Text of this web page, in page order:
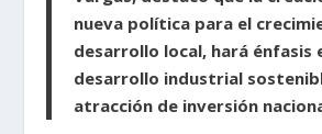
nueva política para el
desarrollo local, hará énfasis
desarrollo industrial
atracción de inversión